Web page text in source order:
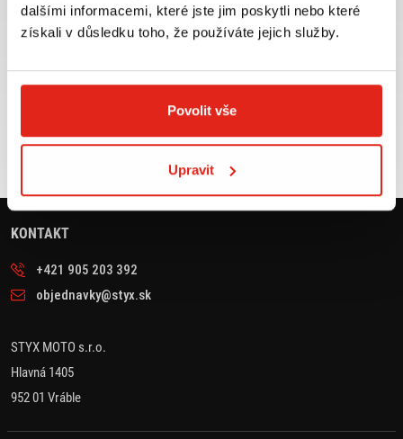
dalšími informacemi, které jste jim poskytli nebo které
získali v důsledku toho, že používáte jejich služby.
Povolit vše
Upravit
VÍCE INFO VÍCE INFO
KONTAKT
+421 905 203 392
objednavky@styx.sk
STYX MOTO s.r.o.
Hlavná 1405
952 01 Vráble